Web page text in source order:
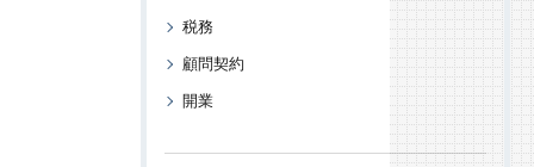
税務
顧問契約
開業